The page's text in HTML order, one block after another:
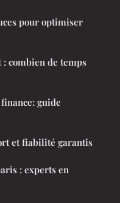
pour optimiser
combien de temps
guide
et fiabilité garantis
: experts en